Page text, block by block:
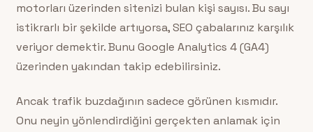
motorları üzerinden sitenizi bulan kişi sayısı. Bu sayı
istikrarlı bir şekilde artıyorsa, SEO çabalarınız karşılık
veriyor demektir. Bunu Google Analytics 4 (GA4)
üzerinden yakından takip edebilirsiniz.
Ancak trafik buzdağının sadece görünen kısmıdır.
Onu neyin yönlendirdiğini gerçekten anlamak için